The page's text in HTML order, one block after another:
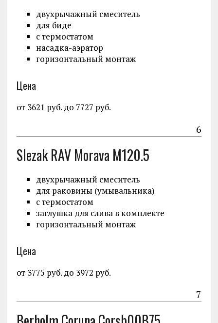
двухрычажный смеситель
для биде
с термостатом
насадка-аэратор
горизонтальный монтаж
Цена
от 3621 руб. до 7727 руб.
6
Slezak RAV Morava M120.5
двухрычажный смеситель
для раковины (умывальника)
с термостатом
заглушка для слива в комплекте
горизонтальный монтаж
Цена
от 3775 руб. до 3972 руб.
7